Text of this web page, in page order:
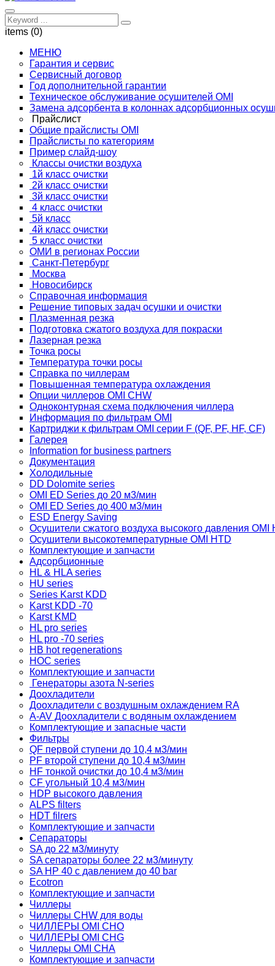
items (0)
МЕНЮ
Гарантия и сервис
Сервисный договор
Год дополнительной гарантии
Техническое обслуживание осушителей OMI
Замена адсорбента в колоннах адсорбционных
Прайслист
Общие прайслисты OMI
Прайслисты по категориям
Пример слайд-шоу
Классы очистки воздуха
1й класс очистки
2й класс очистки
3й класс очистки
4 класс очистки
5й класс
4й класс очистки
5 класс очистки
ОМИ в регионах России
Санкт-Петербург
Москва
Новосибирск
Справочная информация
Решение типовых задач осушки и очистки
Плазменная резка
Подготовка сжатого воздуха для покраски
Лазерная резка
Точка росы
Температура точки росы
Справка по чиллерам
Повышенная температура охлаждения
Опции чиллеров OMI CHW
Одноконтурная схема подключения чиллера
Информация по фильтрам OMI
Картриджи к фильтрам OMI серии F (QF, PF, HF, CF)
Галерея
Information for business partners
Документация
Холодильные
DD Dolomite series
OMI ED Series до 20 м3/мин
OMI ED Series до 400 м3/мин
ESD Energy Saving
Осушители сжатого воздуха высокого давления OMI
Осушители высокотемпературные OMI HTD
Комплектующие и запчасти
Адсорбционные
HL & HLA series
HU series
Series Karst KDD
Karst KDD -70
Karst KMD
HL pro series
HL pro -70 series
HB hot regenerations
HOC series
Комплектующие и запчасти
Генераторы азота N-series
Доохладители
Доохладители с воздушным охлаждением RA
A-AV Доохладители с водяным охлаждением
Комплектующие и запасные части
Фильтры
QF первой ступени до 10,4 м3/мин
PF второй ступени до 10,4 м3/мин
HF тонкой очистки до 10,4 м3/мин
CF угольный 10,4 м3/мин
HDP высокого давления
ALPS filters
HDT filrers
Комплектующие и запчасти
Сепараторы
SA до 22 м3/минуту
SA сепараторы более 22 м3/минуту
SA HP 40 с давлением до 40 bar
Ecotron
Комплектующие и запчасти
Чиллеры
Чиллеры CHW для воды
ЧИЛЛЕРЫ OMI CHO
ЧИЛЛЕРЫ OMI CHG
Чиллеры OMI CHA
Комплектующие и запчасти